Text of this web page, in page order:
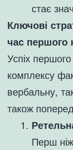
стає
Ключові
час першого
Успіх
комплексу
вербальну,
також
Перш